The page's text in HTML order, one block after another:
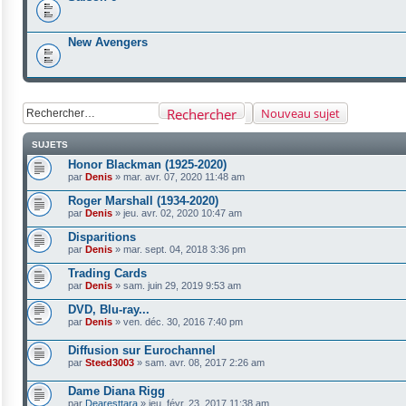
New Avengers
Nouveau sujet
Rechercher
SUJETS
Honor Blackman (1925-2020)
par Denis » mar. avr. 07, 2020 11:48 am
Roger Marshall (1934-2020)
par Denis » jeu. avr. 02, 2020 10:47 am
Disparitions
par Denis » mar. sept. 04, 2018 3:36 pm
Trading Cards
par Denis » sam. juin 29, 2019 9:53 am
DVD, Blu-ray...
par Denis » ven. déc. 30, 2016 7:40 pm
Diffusion sur Eurochannel
par Steed3003 » sam. avr. 08, 2017 2:26 am
Dame Diana Rigg
par Dearesttara » jeu. févr. 23, 2017 11:38 am